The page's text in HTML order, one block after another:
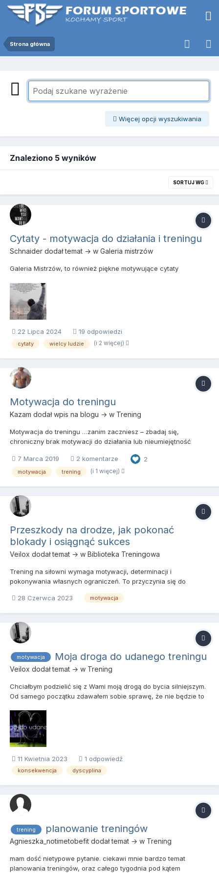
Strona główna
Więcej opcji wyszukiwania
Znaleziono 5 wyników
SORTUJ WG
Cytaty - motywacja do działania i treningu
Schnaider dodał temat → w Galeria mistrzów
Galeria Mistrzów, to również piękne motywujące cytaty
22 Lipca 2024 19 odpowiedzi
cytaty wielcy ludzie (i 2 więcej)
Motywacja do treningu
Kazam dodał wpis na blogu → w Trening
Motywacja do treningu …zanim zaczniesz – zbadaj się,
chroniczny brak motywacji do działania lub nieumiejętność
siebie i zaniżona samoocena. Do tego ciągłe nieudane próby
pracy nad sobą. Jeśli napisałem teraz coś o Tobie, to istnieje d...
7 Marca 2019 2 komentarze 2
motywacja trening (i 1 więcej)
Przeszkody na drodze, jak pokonać
blokady i osiągnąć sukces
Veilox dodał temat → w Biblioteka Treningowa
Trening na siłowni wymaga motywacji, determinacji i
pokonywania własnych ograniczeń. To przyczynia się do
trudnościami, co ma pozytywny wpływ na rozwój osobisty.
rozwijamy naszą...
28 Czerwca 2023 motywacja
motywacja Moja droga do udanego treningu
Veilox dodał temat → w Trening
Chciałbym podzielić się z Wami moją drogą do bycia silniejszym.
Od samego początku zdawałem sobie sprawę, że nie będzie to
Sposobem na udany trening okazało się wyznaczanie realnych
celów na najbliższy czas. Na początku wykonywałem ćwiczenia
b...
11 Kwietnia 2023 1 odpowiedź
konsekwencja dyscyplina
trening planowanie treningów
Agnieszka_notimetobefit dodał temat → w Trening
mam dość nietypowe pytanie. ciekawi mnie bardzo temat
planowania treningów, oraz całego tygodnia pod kątem